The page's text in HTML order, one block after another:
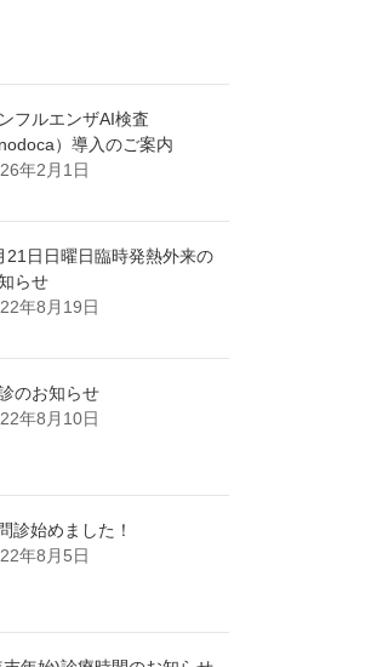
フルエンザAI検査
nodoca）導入のご案内
年2月1日
21日日曜日臨時発熱外来の
らせ
年8月19日
のお知らせ
年8月10日
診始めました！
年8月5日